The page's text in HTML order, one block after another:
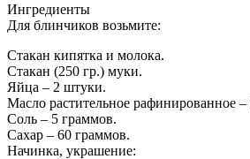
Ингредиенты
Для блинчиков возьмите:
Стакан кипятка и молока.
Стакан (250 гр.) муки.
Яйца – 2 штуки.
Масло растительное рафинированное
Соль – 5 граммов.
Сахар – 60 граммов.
Начинка, украшение: